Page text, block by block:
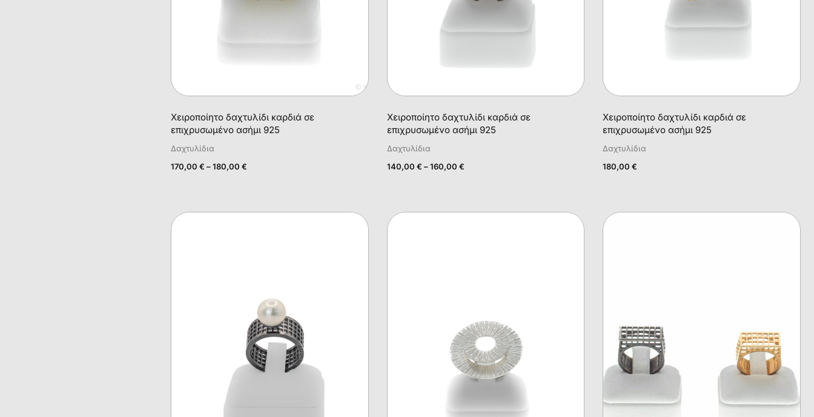
Χειροποίητο δαχτυλίδι καρδιά σε
επιχρυσωμένο ασήμι 925
Δαχτυλίδια
170,00 € –180,00 €
Χειροποίητο δαχτυλίδι καρδιά σε
επιχρυσωμένο ασήμι 925
Δαχτυλίδια
140,00 € – 160,00 €
Χειροποίητο δαχτυλίδι καρδιά σε
επιχρυσωμένο ασήμι 925
Δαχτυλίδια
180,00€